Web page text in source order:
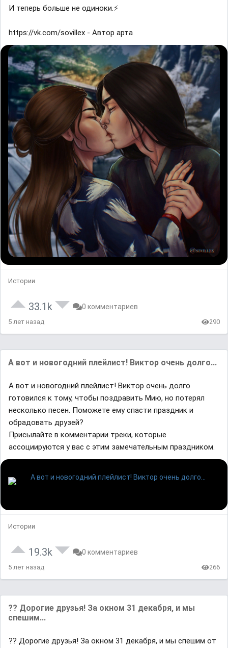
И теперь больше не одиноки.⚡
https://vk.com/sovillex - Автор арта
Истории
33.1k 0 комментариев
5 лет назад 290
А вот и новогодний плейлист! Виктор очень долго...
А вот и новогодний плейлист! Виктор очень долго
готовился к тому, чтобы поздравить Мию, но потерял
несколько песен. Поможете ему спасти праздник и
обрадовать друзей?
Присылайте в комментарии треки, которые
ассоциируются у вас с этим замечательным праздником.
Истории
19.3k 0 комментариев
5 лет назад 266
?? Дорогие друзья! За окном 31 декабря, и мы
спешим...
?? Дорогие друзья! За окном 31 декабря, и мы спешим от